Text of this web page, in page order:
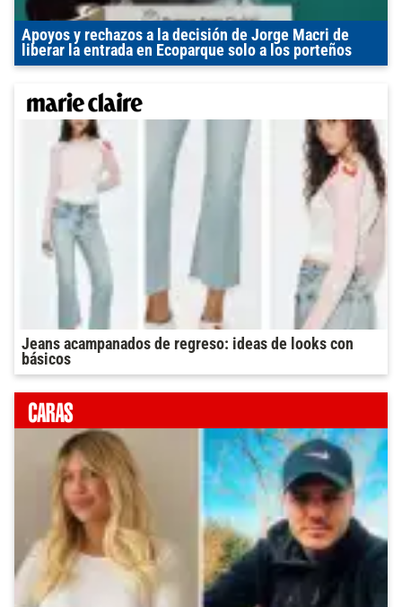
Apoyos y rechazos a la decisión de Jorge Macri de
liberar la entrada en Ecoparque solo a los porteños
Jeans acampanados de regreso: ideas de looks con
básicos